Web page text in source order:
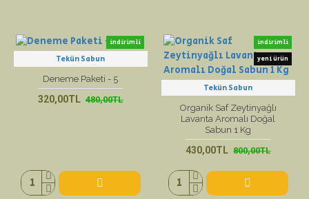
indirimli
Tekün Sabun
Deneme Paketi - 5
320,00TL 480,00TL
indirimli
yeni ürün
Tekün Sabun
Organik Saf Zeytinyağlı
Lavanta Aromalı Doğal
Sabun 1 Kg
430,00TL 800,00TL